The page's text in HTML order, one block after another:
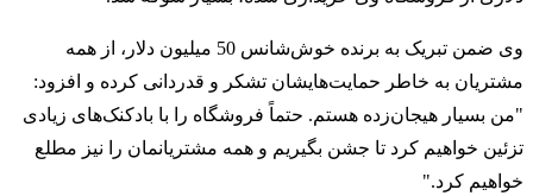
وی ضمن تبریک به برنده خوش‌شانس 50 میلیون دلار، از همه
مشتریان به خاطر حمایت‌هایشان تشکر و قدردانی کرده و افزود:
"من بسیار هیجان‌زده هستم. حتماً فروشگاه را با بادکنک‌های زیادی
تزئین خواهیم کرد تا جشن بگیریم و همه مشتریانمان را نیز مطلع
خواهیم کرد."